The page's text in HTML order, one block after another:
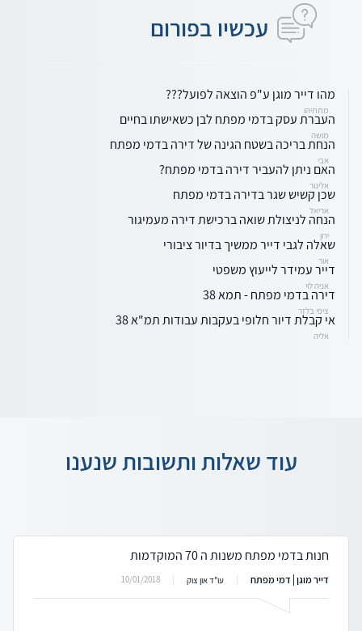
עכשיו בפורום
מהו דייר מוגן ע"פ הוצאה לפועל???
מתתיהו
העברת עסק בדמי מפתח לבן כשאישתו בחיים
מושה
הנחת בריכה בשטח הגינה של דירה בדמי מפתח
אבי
האם ניתן להעביר דירה בדמי מפתח?
אלינור
שכן קשיש שגר בדירה בדמי מפתח
אריאל
הנחה לניצולת שואה ברכישת דירה מעמיגור
ירון
שאלה לגבי דייר ממשיך בדיור ציבורי
אור
דייר עמידר לייעוץ משפטי
אניה לוי
דירה בדמי מפתח - תמא 38
ציפי בלזר
אי קבלת דיור חלופי בעקבות עבודות תמ"א 38
אליה
עוד שאלות ותשובות שנענו
חנות בדמי מפתח משנות ה 70 המוקדמות
דייר מוגן | דמי מפתח עו"ד און צוק 10/01/2018